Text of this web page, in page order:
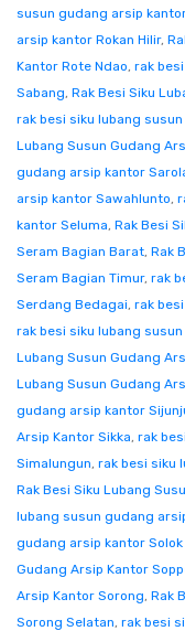
susun gudang arsip
arsip kantor Rokan Hilir,
Kantor Rote Ndao, rak
Sabang, Rak Besi Siku
rak besi siku lubang
Lubang Susun Gudang
gudang arsip kantor
arsip kantor Sawahlunto,
kantor Seluma, Rak Besi
Seram Bagian Barat, Rak
Seram Bagian Timur, rak
Serdang Bedagai, rak
rak besi siku lubang
Lubang Susun Gudang
Lubang Susun Gudang
gudang arsip kantor
Arsip Kantor Sikka, rak
Simalungun, rak besi siku
Rak Besi Siku Lubang
lubang susun gudang
gudang arsip kantor Solok
Gudang Arsip Kantor
Arsip Kantor Sorong, Rak
Sorong Selatan, rak besi